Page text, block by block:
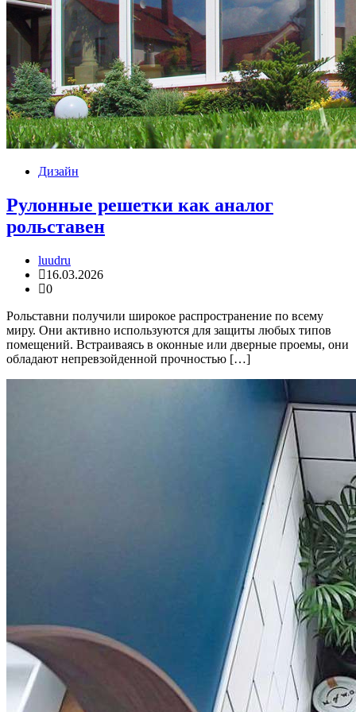
Дизайн
Рулонные решетки как аналог
рольставен
luudru
16.03.2026
0
Рольставни получили широкое распространение по всему
миру. Они активно используются для защиты любых типов
помещений. Встраиваясь в оконные или дверные проемы, они
обладают непревзойденной прочностью […]